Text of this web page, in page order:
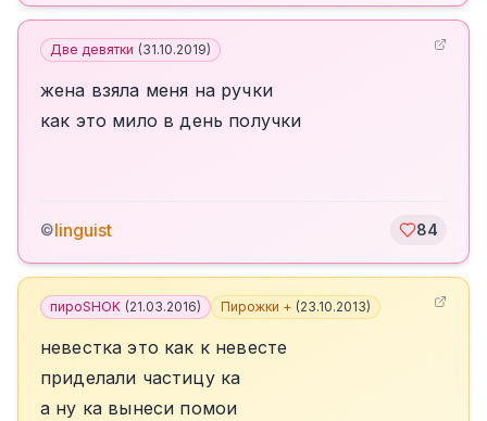
Две девятки (31.10.2019)
жена взяла меня на ручки
как это мило в день получки
©linguist 84
пироSHOK (21.03.2016) Пирожки + (23.10.2013)
невестка это как к невесте
приделали частицу ка
а ну ка вынеси помои